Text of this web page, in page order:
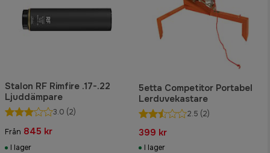
Stalon RF Rimfire .17-.22
Ljuddämpare
3.0 (2)
Från 845 kr
I lager
5etta Competitor Portabel
Lerduvekastare
2.5 (2)
399 kr
I lager